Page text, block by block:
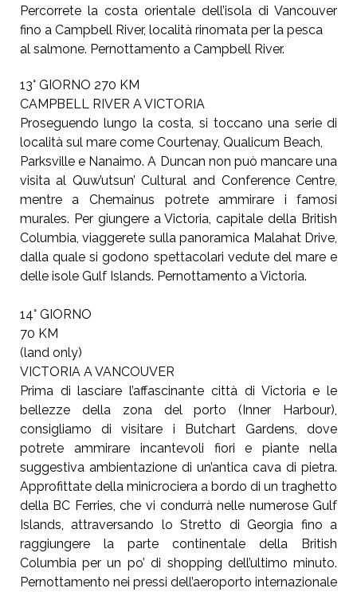
Percorrete la costa orientale dell’isola di Vancouver
fino a Campbell River, località rinomata per la pesca
al salmone. Pernottamento a Campbell River.
13° GIORNO 270 KM
CAMPBELL RIVER A VICTORIA
Proseguendo lungo la costa, si toccano una serie di
località sul mare come Courtenay, Qualicum Beach,
Parksville e Nanaimo. A Duncan non può mancare una
visita al Quw’utsun’ Cultural and Conference Centre,
mentre a Chemainus potrete ammirare i famosi
murales. Per giungere a Victoria, capitale della British
Columbia, viaggerete sulla panoramica Malahat Drive,
dalla quale si godono spettacolari vedute del mare e
delle isole Gulf Islands. Pernottamento a Victoria.
14° GIORNO
70 KM
(land only)
VICTORIA A VANCOUVER
Prima di lasciare l’affascinante città di Victoria e le
bellezze della zona del porto (Inner Harbour),
consigliamo di visitare i Butchart Gardens, dove
potrete ammirare incantevoli fiori e piante nella
suggestiva ambientazione di un’antica cava di pietra.
Approfittate della minicrociera a bordo di un traghetto
della BC Ferries, che vi condurrà nelle numerose Gulf
Islands, attraversando lo Stretto di Georgia fino a
raggiungere la parte continentale della British
Columbia per un po’ di shopping dell’ultimo minuto.
Pernottamento nei pressi dell’aeroporto internazionale